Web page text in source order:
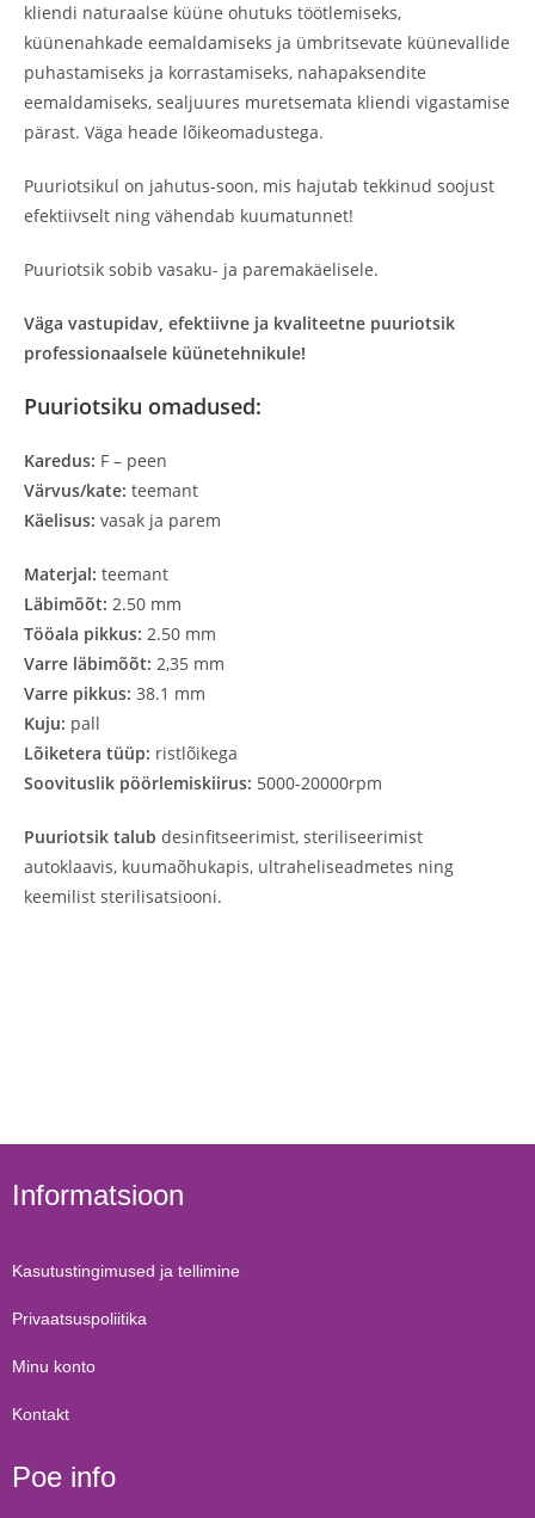
kliendi naturaalse küüne ohutuks töötlemiseks,
küünenahkade eemaldamiseks ja ümbritsevate küünevallide
puhastamiseks ja korrastamiseks, nahapaksendite
eemaldamiseks, sealjuures muretsemata kliendi vigastamise
pärast. Väga heade lõikeomadustega.
Puuriotsikul on jahutus-soon, mis hajutab tekkinud soojust
efektiivselt ning vähendab kuumatunnet!
Puuriotsik sobib vasaku- ja paremakäelisele.
Väga vastupidav, efektiivne ja kvaliteetne puuriotsik
professionaalsele küünetehnikule!
Puuriotsiku omadused:
Karedus: F – peen
Värvus/kate: teemant
Käelisus: vasak ja parem
Materjal: teemant
Läbimõõt: 2.50 mm
Tööala pikkus: 2.50 mm
Varre läbimõõt: 2,35 mm
Varre pikkus: 38.1 mm
Kuju: pall
Lõiketera tüüp: ristlõikega
Soovituslik pöörlemiskiirus: 5000-20000rpm
Puuriotsik talub desinfitseerimist, steriliseerimist
autoklaavis, kuumaõhukapis, ultraheliseadmetes ning
keemilist sterilisatsiooni.
Informatsioon
Kasutustingimused ja tellimine
Privaatsuspoliitika
Minu konto
Kontakt
Poe info